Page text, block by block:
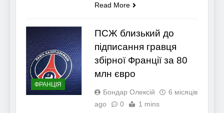
Read More
ФРАНЦІЯ
ПСЖ близький до
підписання гравця
збірної Франції за 80
млн євро
Бондар Олексій
6 місяців
ago
0 1 mins